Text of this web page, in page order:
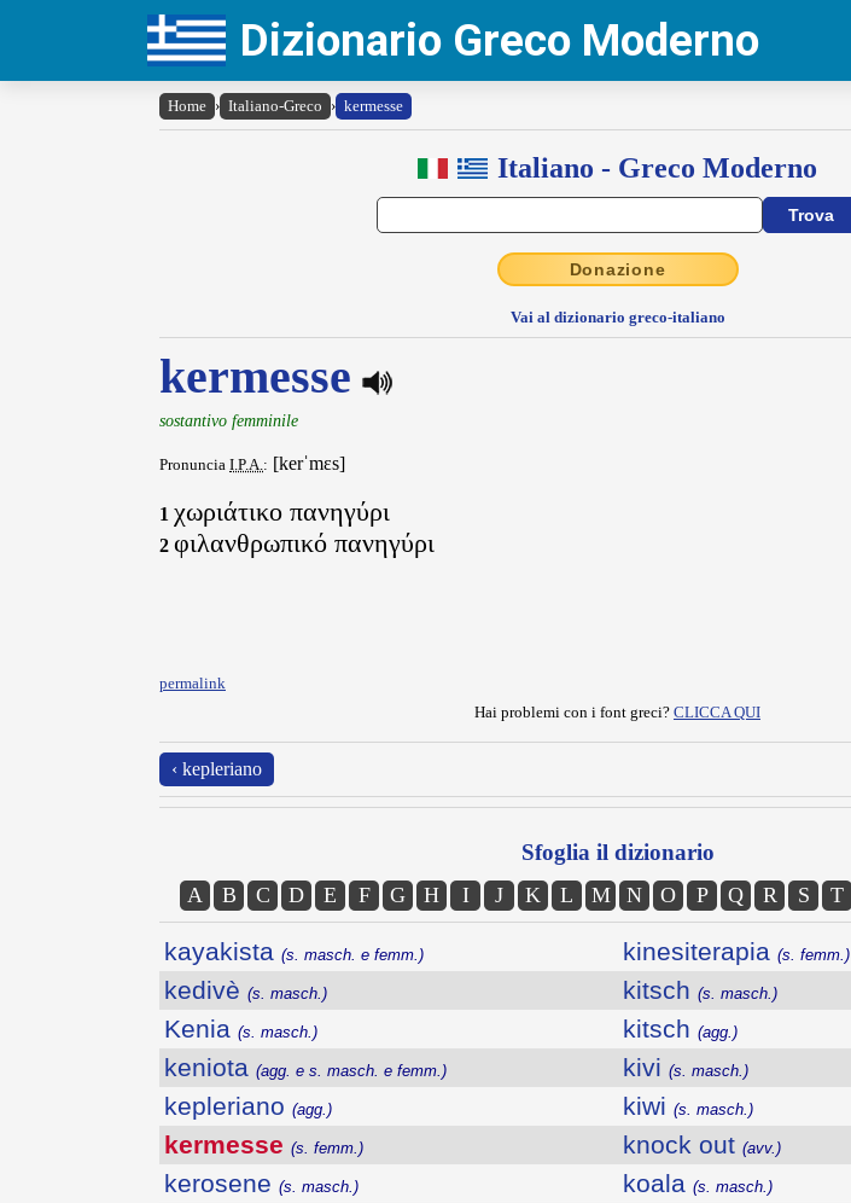
Dizionario Greco Moderno
Home › Italiano-Greco › kermesse
Italiano - Greco Moderno
Donazione
Vai al dizionario greco-italiano
kermesse
sostantivo femminile
Pronuncia I.P.A.: [kerˈmɛs]
1 χωριάτικο πανηγύρι
2 φιλανθρωπικό πανηγύρι
permalink
Hai problemi con i font greci? CLICCA QUI
‹ kepleriano
Sfoglia il dizionario
A B C D E F G H I J K L M N O P Q R S T
kayakista (s. masch. e femm.)
kedivè (s. masch.)
Kenia (s. masch.)
keniota (agg. e s. masch. e femm.)
kepleriano (agg.)
kermesse (s. femm.)
kerosene (s. masch.)
kinesiterapia (s. femm.)
kitsch (s. masch.)
kitsch (agg.)
kivi (s. masch.)
kiwi (s. masch.)
knock out (avv.)
koala (s. masch.)